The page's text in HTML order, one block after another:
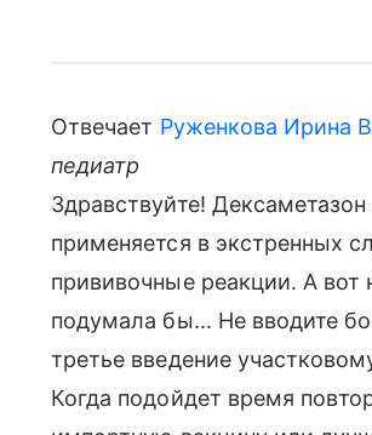
Отвечает Руженкова Ирина
педиатр
Здравствуйте!
применяется в экстренных
прививочные реакции. А вот
подумала бы... Не вводите
третье введение
Когда подойдет время